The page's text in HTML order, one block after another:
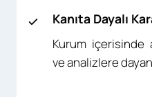
Kanıta Dayalı
Kurum içerisinde
ve analizlere